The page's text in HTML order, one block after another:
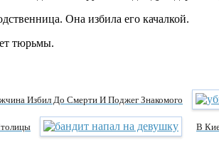
Она избила его качалкой.
тюрьмы.
Избил До Смерти И Поджег Знакомого
В